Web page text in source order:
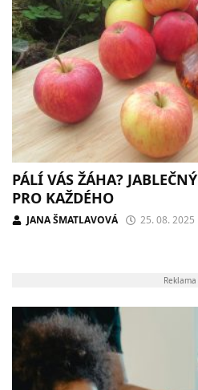
PÁLÍ VÁS ŽÁHA?
PRO KAŽDÉHO
JANA ŠMATLAVOVÁ 25. 08. 2025
Reklama